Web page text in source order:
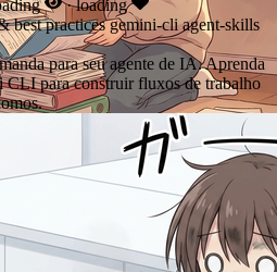
· loading
best practicesgemini-cliagent-skills
para seu agente de IA. Aprenda
CLI para construir fluxos de trabalho